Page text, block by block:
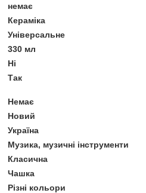
немає
Кераміка
Універсальне
330 мл
Ні
Так
Немає
Новий
Україна
Музика, музичні інструменти
Класична
Чашка
Різні кольори